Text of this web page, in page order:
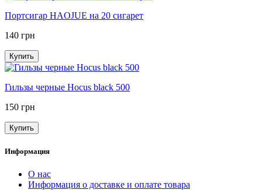
Портсигар HAOJUE на 20 сигарет
140 грн
Купить
Гильзы черные Hocus black 500
150 грн
Купить
Информация
О нас
Информация о доставке и оплате товара